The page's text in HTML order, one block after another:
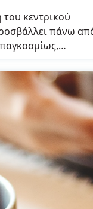
κεντρικού
πάνω
ελπίδες